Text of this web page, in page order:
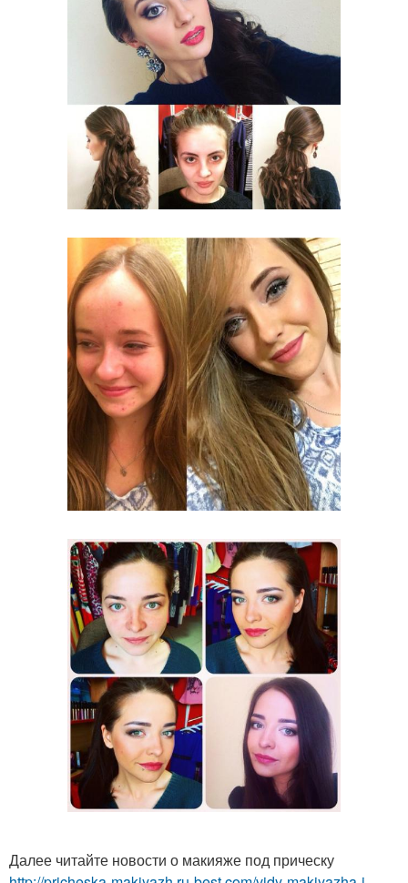
Далее читайте новости о макияже под прическу